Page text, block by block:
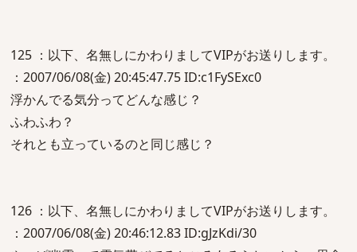
125 ：以下、名無しにかわりましてVIPがお送りします。
：2007/06/08(金) 20:45:47.75 ID:c1FySExc0
浮かんでる気分ってどんな感じ？
ふわふわ？
それとも立っているのと同じ感じ？
126 ：以下、名無しにかわりましてVIPがお送りします。
：2007/06/08(金) 20:46:12.83 ID:gJzKdi/30